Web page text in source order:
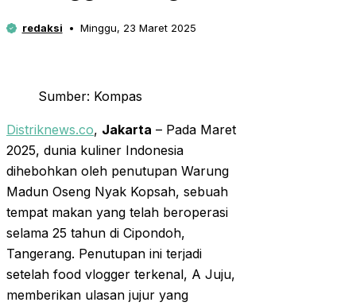
redaksi Minggu, 23 Maret 2025
Sumber: Kompas
Distriknews.co, Jakarta – Pada Maret
2025, dunia kuliner Indonesia
dihebohkan oleh penutupan Warung
Madun Oseng Nyak Kopsah, sebuah
tempat makan yang telah beroperasi
selama 25 tahun di Cipondoh,
Tangerang. Penutupan ini terjadi
setelah food vlogger terkenal, A Juju,
memberikan ulasan jujur yang